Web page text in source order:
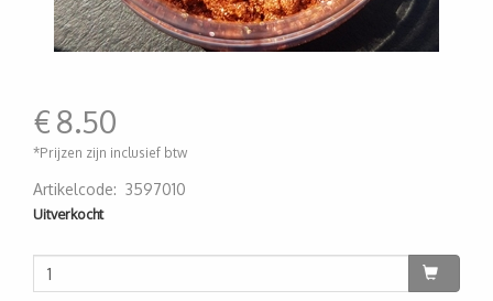
€8.50
*Prijzen zijn inclusief btw
Artikelcode: 3597010
200000001769
Uitverkocht